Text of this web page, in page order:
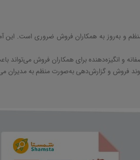
و به‌روز به همکاران فروش ضروری است. این
و انگیزه‌دهنده برای همکاران فروش می‌تواند
روند فروش و گزارش‌دهی به‌صورت منظم به مدیران